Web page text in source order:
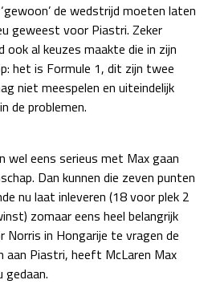
de wedstrijd moeten laten
geweest voor Piastri. Zeker
ook al keuzes maakte die in zijn
het is Formule 1, dit zijn twee
niet meespelen en uiteindelijk
de problemen.
wel eens serieus met Max gaan
Dan kunnen die zeven punten
nu laat inleveren (18 voor plek 2
zomaar eens heel belangrijk
Norris in Hongarije te vragen de
Piastri, heeft McLaren Max
gedaan.